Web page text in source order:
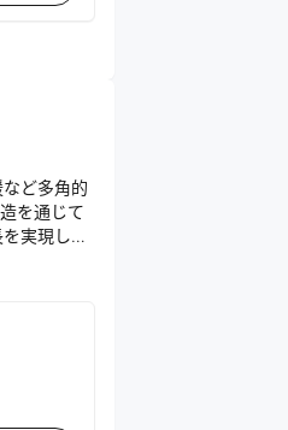
ど多角的
を通じて
実現して